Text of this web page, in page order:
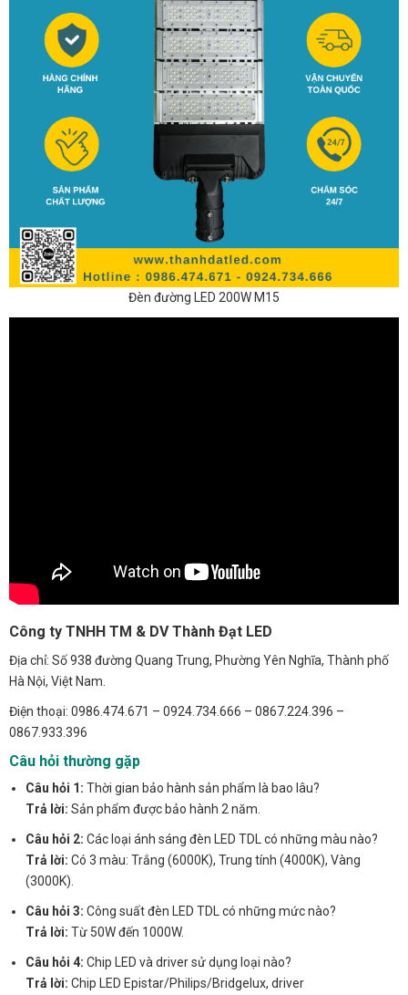
Đèn đường LED 200W M15
Công ty TNHH TM & DV Thành Đạt LED
Địa chỉ: Số 938 đường Quang Trung, Phường Yên Nghĩa, Thành phố
Hà Nội, Việt Nam.
Điện thoại: 0986.474.671 – 0924.734.666 – 0867.224.396 –
0867.933.396
Câu hỏi thường gặp
Câu hỏi 1: Thời gian bảo hành sản phẩm là bao lâu?
Trả lời: Sản phẩm được bảo hành 2 năm.
Câu hỏi 2: Các loại ánh sáng đèn LED TDL có những màu nào?
Trả lời: Có 3 màu: Trắng (6000K), Trung tính (4000K), Vàng
(3000K).
Câu hỏi 3: Công suất đèn LED TDL có những mức nào?
Trả lời: Từ 50W đến 1000W.
Câu hỏi 4: Chip LED và driver sử dụng loại nào?
Trả lời: Chip LED Epistar/Philips/Bridgelux, driver